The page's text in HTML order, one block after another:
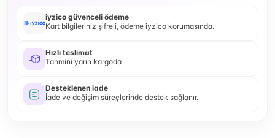
iyzico güvenceli ödeme
Kart bilgileriniz şifreli, ödeme iyzico korumasında.
Hızlı teslimat
Tahmini yarın kargoda
Desteklenen iade
İade ve değişim süreçlerinde destek sağlanır.